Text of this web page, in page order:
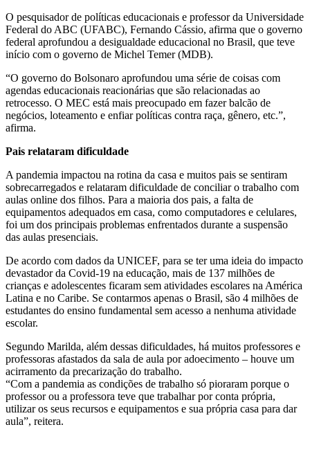
O pesquisador de políticas educacionais e professor da Universidade
Federal do ABC (UFABC), Fernando Cássio, afirma que o governo
federal aprofundou a desigualdade educacional no Brasil, que teve
início com o governo de Michel Temer (MDB).
“O governo do Bolsonaro aprofundou uma série de coisas com
agendas educacionais reacionárias que são relacionadas ao
retrocesso. O MEC está mais preocupado em fazer balcão de
negócios, loteamento e enfiar políticas contra raça, gênero, etc.”,
afirma.
Pais relataram dificuldade
A pandemia impactou na rotina da casa e muitos pais se sentiram
sobrecarregados e relataram dificuldade de conciliar o trabalho com
aulas online dos filhos. Para a maioria dos pais, a falta de
equipamentos adequados em casa, como computadores e celulares,
foi um dos principais problemas enfrentados durante a suspensão
das aulas presenciais.
De acordo com dados da UNICEF, para se ter uma ideia do impacto
devastador da Covid-19 na educação, mais de 137 milhões de
crianças e adolescentes ficaram sem atividades escolares na América
Latina e no Caribe. Se contarmos apenas o Brasil, são 4 milhões de
estudantes do ensino fundamental sem acesso a nenhuma atividade
escolar.
Segundo Marilda, além dessas dificuldades, há muitos professores e
professoras afastados da sala de aula por adoecimento – houve um
acirramento da precarização do trabalho.
“Com a pandemia as condições de trabalho só pioraram porque o
professor ou a professora teve que trabalhar por conta própria,
utilizar os seus recursos e equipamentos e sua própria casa para dar
aula”, reitera.